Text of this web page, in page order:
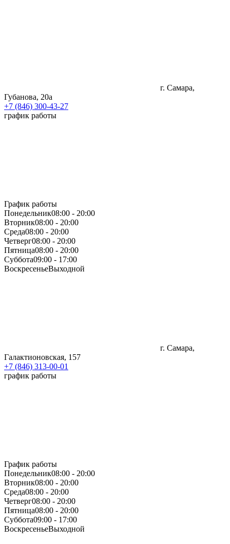
г. Самара,
Губанова, 20а
+7 (846) 300-43-27
график работы
График работы
Понедельник08:00 - 20:00
Вторник08:00 - 20:00
Среда08:00 - 20:00
Четверг08:00 - 20:00
Пятница08:00 - 20:00
Суббота09:00 - 17:00
ВоскресеньеВыходной
г. Самара,
Галактионовская, 157
+7 (846) 313-00-01
график работы
График работы
Понедельник08:00 - 20:00
Вторник08:00 - 20:00
Среда08:00 - 20:00
Четверг08:00 - 20:00
Пятница08:00 - 20:00
Суббота09:00 - 17:00
ВоскресеньеВыходной